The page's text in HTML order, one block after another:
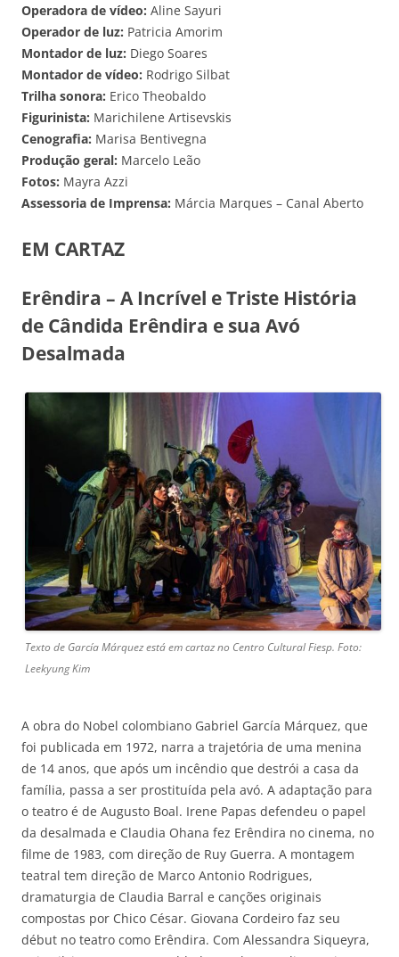
Operadora de vídeo: Aline Sayuri
Operador de luz: Patricia Amorim
Montador de luz: Diego Soares
Montador de vídeo: Rodrigo Silbat
Trilha sonora: Erico Theobaldo
Figurinista: Marichilene Artisevskis
Cenografia: Marisa Bentivegna
Produção geral: Marcelo Leão
Fotos: Mayra Azzi
Assessoria de Imprensa: Márcia Marques – Canal Aberto
EM CARTAZ
Erêndira – A Incrível e Triste História
de Cândida Erêndira e sua Avó
Desalmada
Texto de García Márquez está em cartaz no Centro Cultural Fiesp. Foto:
Leekyung Kim
A obra do Nobel colombiano Gabriel García Márquez, que
foi publicada em 1972, narra a trajetória de uma menina
de 14 anos, que após um incêndio que destrói a casa da
família, passa a ser prostituída pela avó. A adaptação para
o teatro é de Augusto Boal. Irene Papas defendeu o papel
da desalmada e Claudia Ohana fez Erêndira no cinema, no
filme de 1983, com direção de Ruy Guerra. A montagem
teatral tem direção de Marco Antonio Rodrigues,
dramaturgia de Claudia Barral e canções originais
compostas por Chico César. Giovana Cordeiro faz seu
début no teatro como Erêndira. Com Alessandra Siqueyra,